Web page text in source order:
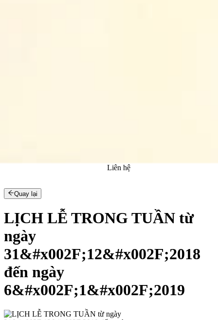
Liên hệ
Quay lại
LỊCH LỄ TRONG TUẦN từ
ngày
31&#x002F;12&#x002F;2018
đến ngày
6&#x002F;1&#x002F;2019